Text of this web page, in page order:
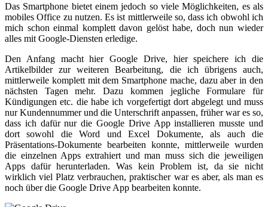
Das Smartphone bietet einem jedoch so viele Möglichkeiten, es als
mobiles Office zu nutzen. Es ist mittlerweile so, dass ich obwohl ich
mich schon einmal komplett davon gelöst habe, doch nun wieder
alles mit Google-Diensten erledige.
Den Anfang macht hier Google Drive, hier speichere ich die
Artikelbilder zur weiteren Bearbeitung, die ich übrigens auch,
mittlerweile komplett mit dem Smartphone mache, dazu aber in den
nächsten Tagen mehr. Dazu kommen jegliche Formulare für
Kündigungen etc. die habe ich vorgefertigt dort abgelegt und muss
nur Kundennummer und die Unterschrift anpassen, früher war es so,
dass ich dafür nur die Google Drive App installieren musste und
dort sowohl die Word und Excel Dokumente, als auch die
Präsentations-Dokumente bearbeiten konnte, mittlerweile wurden
die einzelnen Apps extrahiert und man muss sich die jeweiligen
Apps dafür herunterladen. Was kein Problem ist, da sie nicht
wirklich viel Platz verbrauchen, praktischer war es aber, als man es
noch über die Google Drive App bearbeiten konnte.